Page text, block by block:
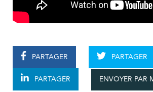
PARTAGER PARTAGER
PARTAGER ENVOYER PAR